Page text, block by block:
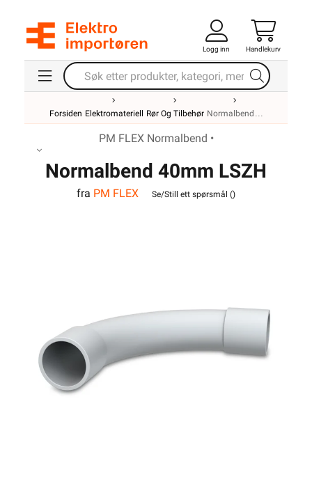
Logg inn Handlekurv
Forsiden Elektromateriell Rør Og Tilbehør Normalbend
PM FLEX Normalbend •
Normalbend 40mm LSZH
Hvit
fra PM FLEX Se/Still ett spørsmål ()